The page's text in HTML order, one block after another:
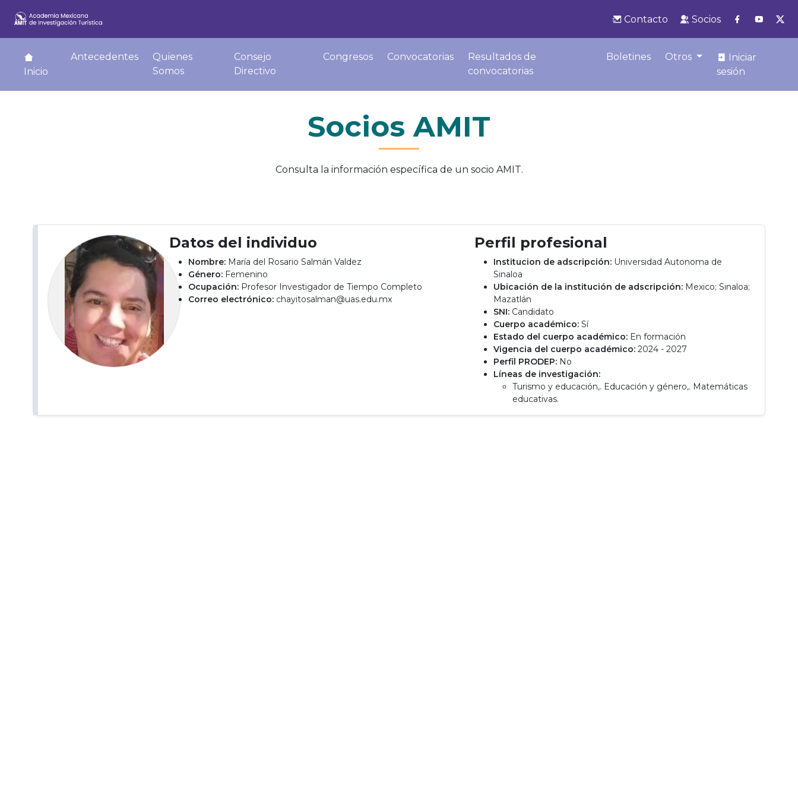
Contacto Socios
Inicio
Antecedentes
Quienes
Somos
Consejo
Directivo
Congresos Convocatorias
Resultados de
convocatorias
Boletines Otros
Iniciar
sesión
Socios AMIT
Consulta la información específica de un socio AMIT.
Datos del individuo
Nombre: María del Rosario Salmán Valdez
Género: Femenino
Ocupación: Profesor Investigador de Tiempo Completo
Correo electrónico: chayitosalman@uas.edu.mx
Perfil profesional
Institucion de adscripción:Universidad Autonoma de
Sinaloa
Ubicación de la institución de adscripción:Mexico; Sinaloa;
Mazatlán
SNI:Candidato
Cuerpo académico:Sí
Estado del cuerpo académico:En formación
Vigencia del cuerpo académico:2024 - 2027
Perfil PRODEP:No
Líneas de investigación:
Turismo y educación,. Educación y género,. Matemáticas
educativas.